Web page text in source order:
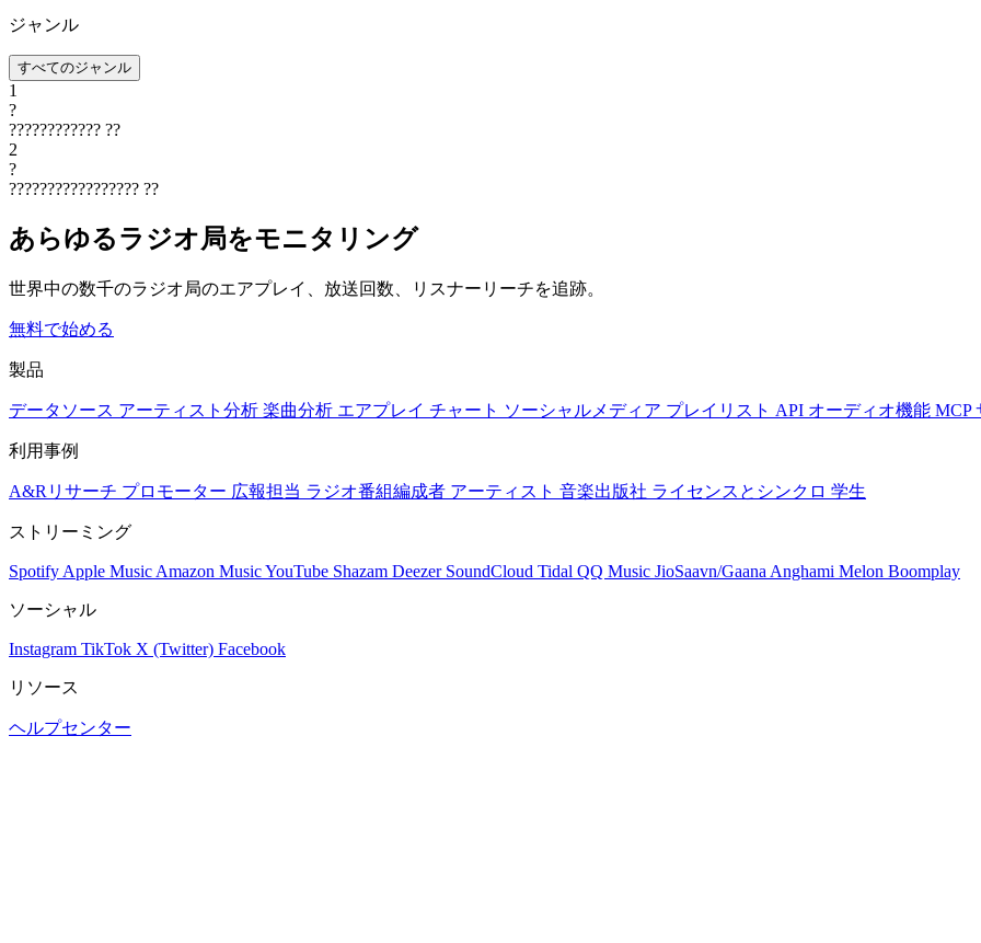
ジャンル
すべてのジャンル
1
?
???????????? ??
2
?
????????????????? ??
あらゆるラジオ局をモニタリング
世界中の数千のラジオ局のエアプレイ、放送回数、リスナーリーチを追跡。
無料で始める
製品
データソース アーティスト分析 楽曲分析 エアプレイ チャート ソーシャルメディア プレイリスト API オーディオ機能 MCP
利用事例
A&Rリサーチ プロモーター 広報担当 ラジオ番組編成者 アーティスト 音楽出版社 ライセンスとシンクロ 学生
ストリーミング
Spotify Apple Music Amazon MusicYouTube Shazam Deezer SoundCloud Tidal QQ Music JioSaavn/Gaana Anghami Melon Boomplay
ソーシャル
Instagram TikTok X (Twitter) Facebook
リソース
ヘルプセンター